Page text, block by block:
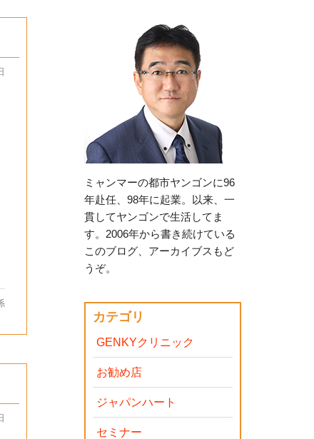
ミャンマーの都市ヤンゴンに96
年赴任、98年に起業。以来、一
貫してヤンゴンで生活してま
す。2006年から書き続けている
このブログ、アーカイブスもど
うぞ。
カテゴリ
GENKYクリニック
お勧め店
ジャパンハート
セミナー